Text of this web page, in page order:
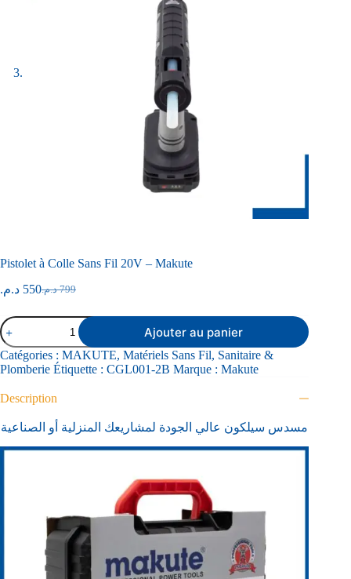
Pistolet à Colle Sans Fil 20V – Makute
799 د.م.550 د.م.
Ajouter au panier
Catégories : MAKUTE, Matériels Sans Fil, Sanitaire &
Plomberie Étiquette : CGL001-2B Marque : Makute
Description
مسدس سيلكون عالي الجودة لمشاريعك المنزلية أو الصناعية